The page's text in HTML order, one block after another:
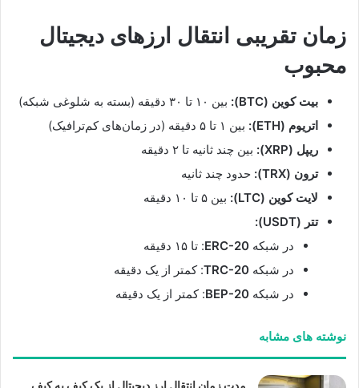
زمان تقریبی انتقال ارزهای دیجیتال
محبوب
بیت کوین (BTC):
بین ۱۰ تا ۳۰ دقیقه (بسته به شلوغی شبکه)
اتریوم (ETH):
بین ۱ تا ۵ دقیقه (در زمان‌های کم‌ترافیک)
ریپل (XRP):
بین چند ثانیه تا ۲ دقیقه
ترون (TRX):
حدود چند ثانیه
لایت کوین (LTC):
بین ۵ تا ۱۰ دقیقه
تتر (USDT):
در شبکه ERC-20: تا ۱۵ دقیقه
در شبکه TRC-20: کمتر از یک دقیقه
در شبکه BEP-20: کمتر از یک دقیقه
نوشته های مشابه
مدت زمان انتقال ارز دیجیتال از یک کیف به کیف